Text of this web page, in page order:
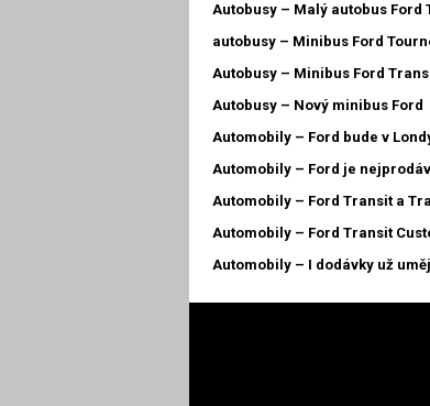
Autobusy – Malý autobus Ford
autobusy – Minibus Ford
Autobusy – Minibus Ford
Autobusy – Nový minibus Ford
Automobily – Ford bude v
Automobily – Ford je
Automobily – Ford Transit a
Automobily – Ford Transit
Automobily – I dodávky už